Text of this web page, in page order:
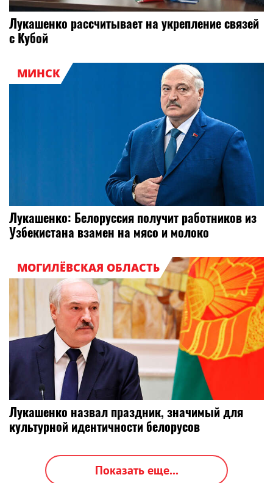
Лукашенко рассчитывает на укрепление связей
с Кубой
МИНСК
Лукашенко: Белоруссия получит работников из
Узбекистана взамен на мясо и молоко
МОГИЛЁВСКАЯ ОБЛАСТЬ
Лукашенко назвал праздник, значимый для
культурной идентичности белорусов
Показать еще...